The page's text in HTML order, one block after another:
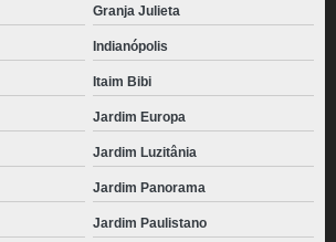
Granja Julieta
Indianópolis
Itaim Bibi
Jardim Europa
Jardim Luzitânia
Jardim Panorama
Jardim Paulistano